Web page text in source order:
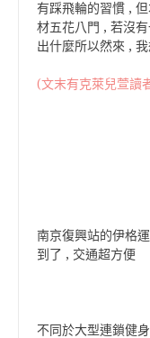
有踩飛輪的習慣 ,
材五花八門 , 若沒
出什麼所以然來 ,
(文末有克萊兒萱讀
南京復興站的伊格
到了 , 交通超方便
不同於大型連鎖健